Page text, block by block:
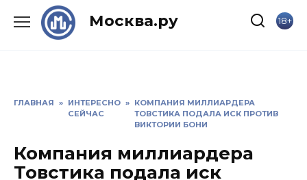
Москва.ру 18+
ГЛАВНАЯ » ИНТЕРЕСНО
СЕЙЧАС
» КОМПАНИЯ МИЛЛИАРДЕРА
ТОВСТИКА ПОДАЛА ИСК ПРОТИВ
ВИКТОРИИ БОНИ
Компания миллиардера
Товстика подала иск